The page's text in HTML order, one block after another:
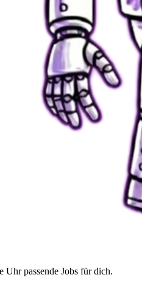
passende Jobs für dich.